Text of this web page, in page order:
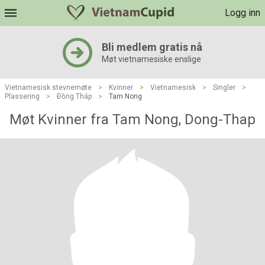
Logg inn
Bli medlem gratis nå
Møt vietnamesiske enslige
Vietnamesisk stevnemøte > Kvinner > Vietnamesisk > Singler
>
Plassering
> Ðồng Tháp > Tam Nong
Møt Kvinner fra Tam Nong, Dong-Thap